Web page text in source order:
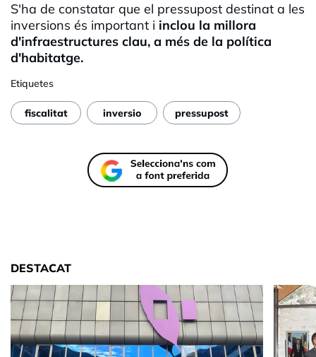
S'ha de constatar que el pressupost destinat a les
inversions és important i inclou la millora
d'infraestructures clau, a més de la política
d'habitatge.
Etiquetes
fiscalitat inversio pressupost
DESTACAT